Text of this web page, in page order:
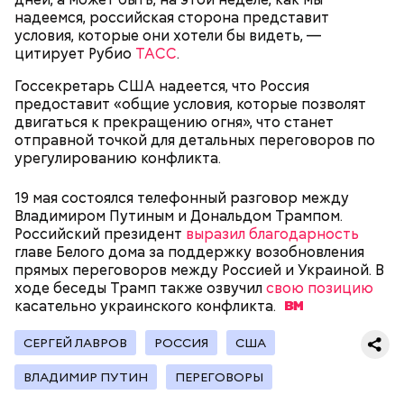
надеемся, российская сторона представит
условия, которые они хотели бы видеть, —
цитирует Рубио ТАСС.
Госсекретарь США надеется, что Россия
предоставит «общие условия, которые позволят
двигаться к прекращению огня», что станет
отправной точкой для детальных переговоров по
урегулированию конфликта.
19 мая состоялся телефонный разговор между
Владимиром Путиным и Дональдом Трампом.
Российский президент выразил благодарность
главе Белого дома за поддержку возобновления
прямых переговоров между Россией и Украиной. В
ходе беседы Трамп также озвучилсвою позицию
касательно украинского конфликта.
СЕРГЕЙ ЛАВРОВ РОССИЯ США
ВЛАДИМИР ПУТИН ПЕРЕГОВОРЫ
Люсиль Рандон (118 лет)
Фото: public domain
году она стала послушницей в монастыре и спустя
20 лет приняла монашество в одном из парижских
монастырей.